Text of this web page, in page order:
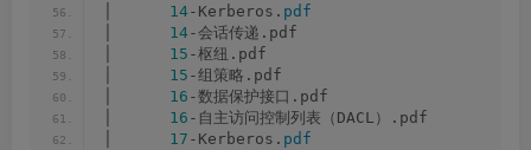
14-Kerberos. pdf
14-会话传递.pdf
15 -枢纽.pdf
15 -组策略.pdf
16 -数据保护接口.pdf
16 -自主访问控制列表（DACL）.pdf
17 -Kerberos. pdf